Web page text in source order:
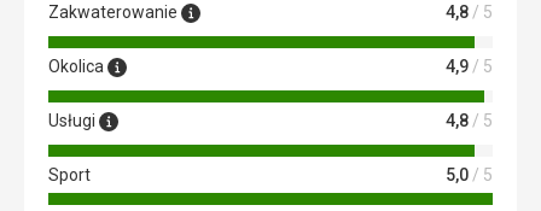
Zakwaterowanie 4,8 / 5
Okolica 4,9 / 5
Usługi 4,8 / 5
Sport 5,0 / 5